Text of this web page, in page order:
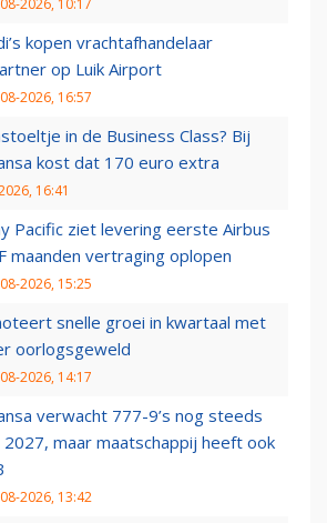
2026, 10:17
kopen vrachtafhandelaar
op Luik Airport
2026, 16:57
in de Business Class? Bij
kost dat 170 euro extra
16:41
Pacific ziet levering eerste Airbus
maanden vertraging oplopen
2026, 15:25
snelle groei in kwartaal met
oorlogsgeweld
2026, 14:17
verwacht 777-9’s nog steeds
2027, maar maatschappij heeft ook
2026, 13:42